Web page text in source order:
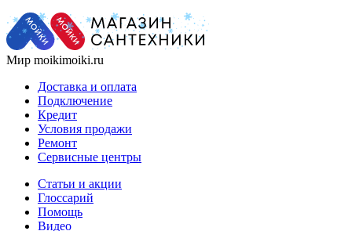
Мир moikimoiki.ru
Доставка и оплата
Подключение
Кредит
Условия продажи
Ремонт
Сервисные центры
Статьи и акции
Глоссарий
Помощь
Видео